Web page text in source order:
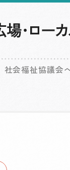
社会福祉協議会